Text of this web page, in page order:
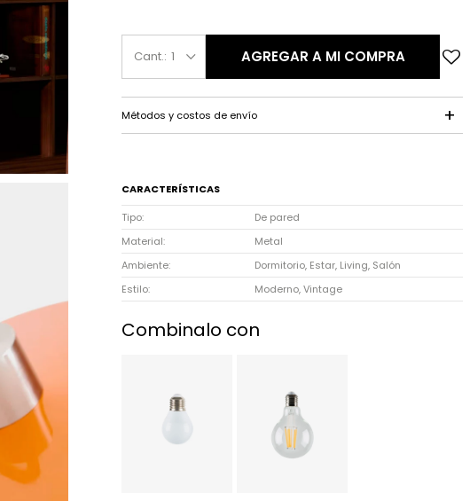
1 AGREGAR A MI COMPRA
Métodos y costos de envío
CARACTERÍSTICAS
Tipo
De pared
Material
Metal
Ambiente
Dormitorio, Estar, Living, Salón
Estilo
Moderno, Vintage
Combinalo con